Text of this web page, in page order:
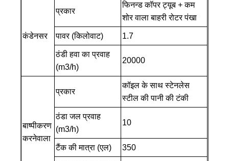
कंडेनसर
प्रकार
फिनन्ड कॉपर ट्यूब + कम
शोर वाला बाहरी रोटर पंखा
पावर (किलोवाट) 1.7
ठंडी हवा का प्रवाह
(m3/h)
20000
बाष्पीकरण
करनेवाला
प्रकार
कॉइल के साथ स्टेनलेस
स्टील की पानी की टंकी
ठंडा जल प्रवाह
(m3/h)
10
टैंक की मात्रा (एल) 350